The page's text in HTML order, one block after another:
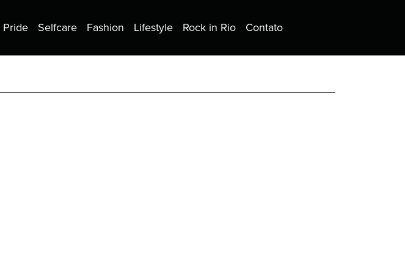
Pride Selfcare Fashion Lifestyle Rock in Rio Contato